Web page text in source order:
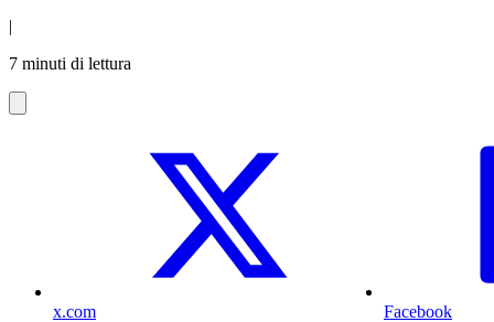
|
7 minuti di lettura
x.com Facebook